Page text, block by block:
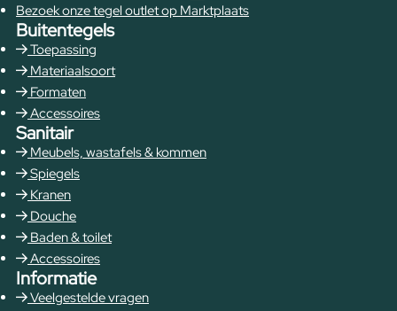
Bezoek onze tegel outlet op Marktplaats
Buitentegels
Toepassing
Materiaalsoort
Formaten
Accessoires
Sanitair
Meubels, wastafels & kommen
Spiegels
Kranen
Douche
Baden & toilet
Accessoires
Informatie
Veelgestelde vragen